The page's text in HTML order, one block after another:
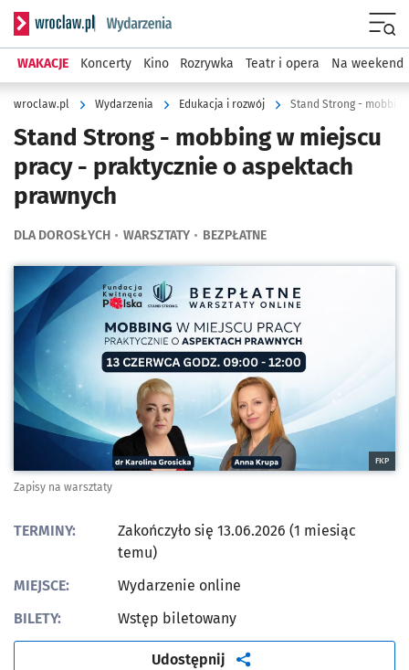
Serwis informacyjny wroclaw.pl podserwis: Wydarzenia
WAKACJE Koncerty Kino Rozrywka Teatr i opera Na weekend
wroclaw.pl Wydarzenia Edukacja i rozwój Stand Strong -
Stand Strong - mobbing w miejscu
pracy - praktycznie o aspektach
prawnych
DLA DOROSŁYCH WARSZTATY BEZPŁATNE
Kliknij, aby powiększyć
FKP
Zapisy na warsztaty
TERMINY:
Zakończyło się 13.06.2026 (1 miesiąc
temu)
MIEJSCE:
Wydarzenie online
BILETY:
Wstęp biletowany
Udostępnij artykuł